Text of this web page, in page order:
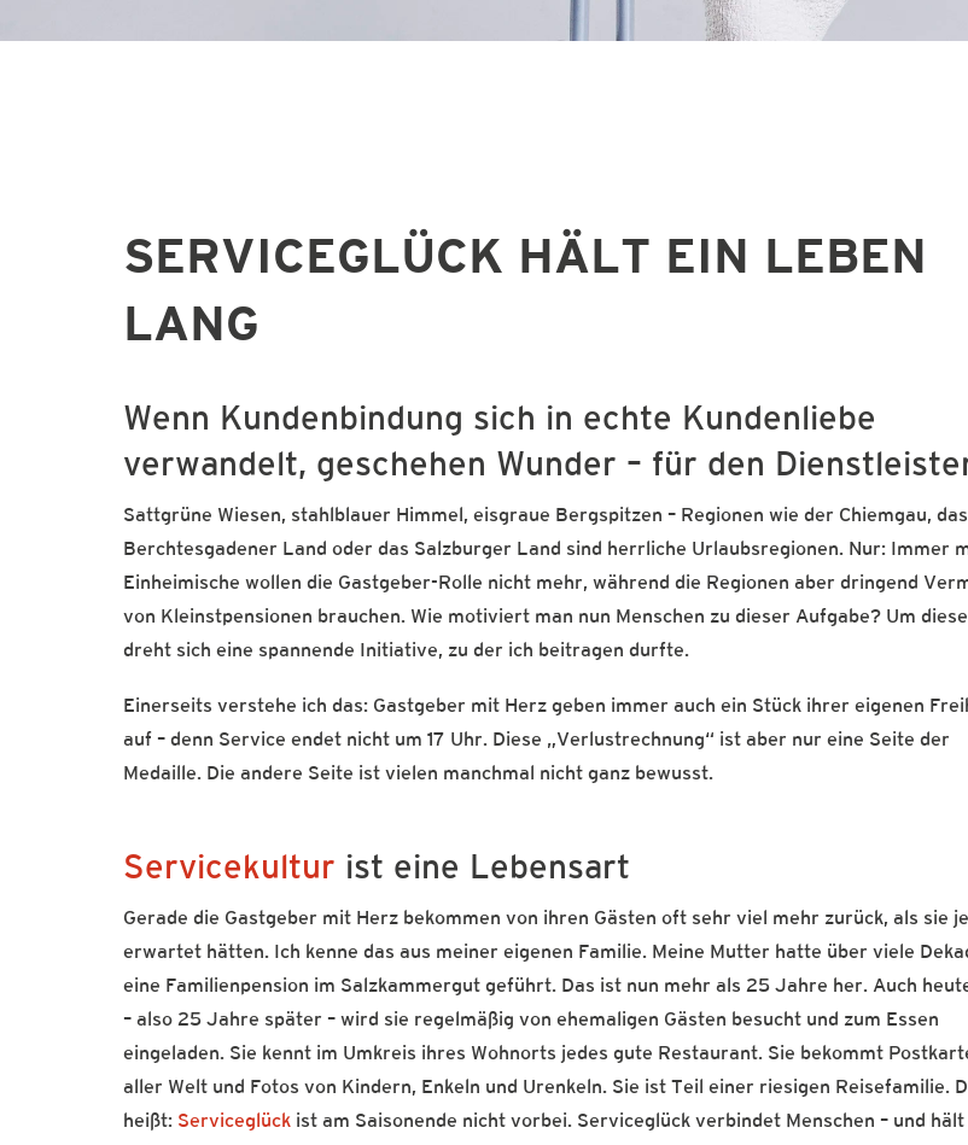
SERVICEGLÜCK HÄLT EIN LEBEN
LANG
Wenn Kundenbindung sich in echte Kundenliebe
verwandelt, geschehen Wunder – für den
Sattgrüne Wiesen, stahlblauer Himmel, eisgraue Bergspitzen – Regionen wie der Chiemgau, das
Berchtesgadener Land oder das Salzburger Land sind herrliche Urlaubsregionen. Nur: Immer
Einheimische wollen die Gastgeber-Rolle nicht mehr, während die Regionen aber dringend
von Kleinstpensionen brauchen. Wie motiviert man nun Menschen zu dieser Aufgabe? Um
dreht sich eine spannende Initiative, zu der ich beitragen durfte.
Einerseits verstehe ich das: Gastgeber mit Herz geben immer auch ein Stück ihrer eigenen
auf – denn Service endet nicht um 17 Uhr. Diese „Verlustrechnung“ ist aber nur eine Seite der
Medaille. Die andere Seite ist vielen manchmal nicht ganz bewusst.
Servicekultur ist eine Lebensart
Gerade die Gastgeber mit Herz bekommen von ihren Gästen oft sehr viel mehr zurück, als sie je
erwartet hätten. Ich kenne das aus meiner eigenen Familie. Meine Mutter hatte über viele
eine Familienpension im Salzkammergut geführt. Das ist nun mehr als 25 Jahre her. Auch
– also 25 Jahre später – wird sie regelmäßig von ehemaligen Gästen besucht und zum Essen
eingeladen. Sie kennt im Umkreis ihres Wohnorts jedes gute Restaurant. Sie bekommt
aller Welt und Fotos von Kindern, Enkeln und Urenkeln. Sie ist Teil einer riesigen Reisefamilie.
heißt: Serviceglück ist am Saisonende nicht vorbei. Serviceglück verbindet Menschen – und